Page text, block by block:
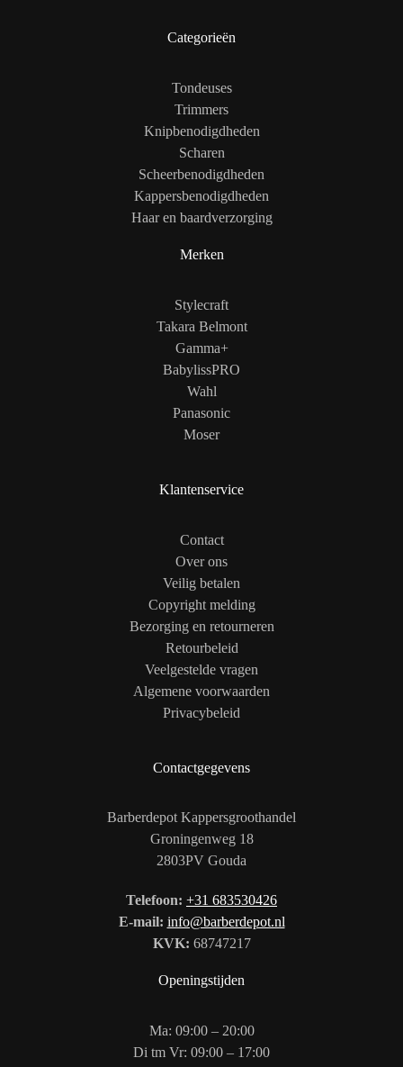
Categorieën
Tondeuses
Trimmers
Knipbenodigdheden
Scharen
Scheerbenodigdheden
Kappersbenodigdheden
Haar en baardverzorging
Merken
Stylecraft
Takara Belmont
Gamma+
BabylissPRO
Wahl
Panasonic
Moser
Klantenservice
Contact
Over ons
Veilig betalen
Copyright melding
Bezorging en retourneren
Retourbeleid
Veelgestelde vragen
Algemene voorwaarden
Privacybeleid
Contactgegevens
Barberdepot Kappersgroothandel
Groningenweg 18
2803PV Gouda
Telefoon: +31 683530426
E-mail: info@barberdepot.nl
KVK: 68747217
Openingstijden
Ma: 09:00 – 20:00
Di tm Vr: 09:00 – 17:00